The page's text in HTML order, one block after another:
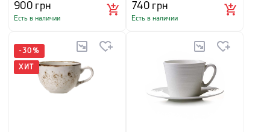
900грн
Есть в наличии
740грн
Есть в наличии
-30 %
ХИТ